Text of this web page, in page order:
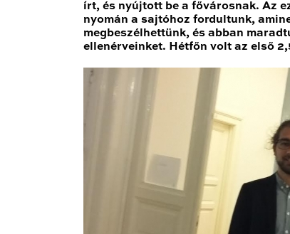
írt, és nyújtott be a fővárosnak. Az
nyomán a sajtóhoz fordultunk,
megbeszélhettünk, és abban
ellenérveinket. Hétfőn volt az első